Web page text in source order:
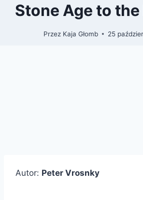
Stone Age to
Przez Kaja Głomb 25
Autor: Peter Vrosnky